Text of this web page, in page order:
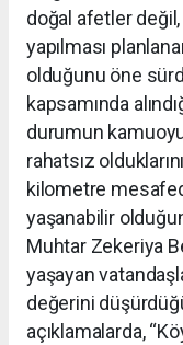
doğal afetler
yapılması
olduğunu öne
kapsamında
durumun
rahatsız
kilometre
yaşanabilir
Muhtar Zekeriya
yaşayan
değerini
açıklamalarda,